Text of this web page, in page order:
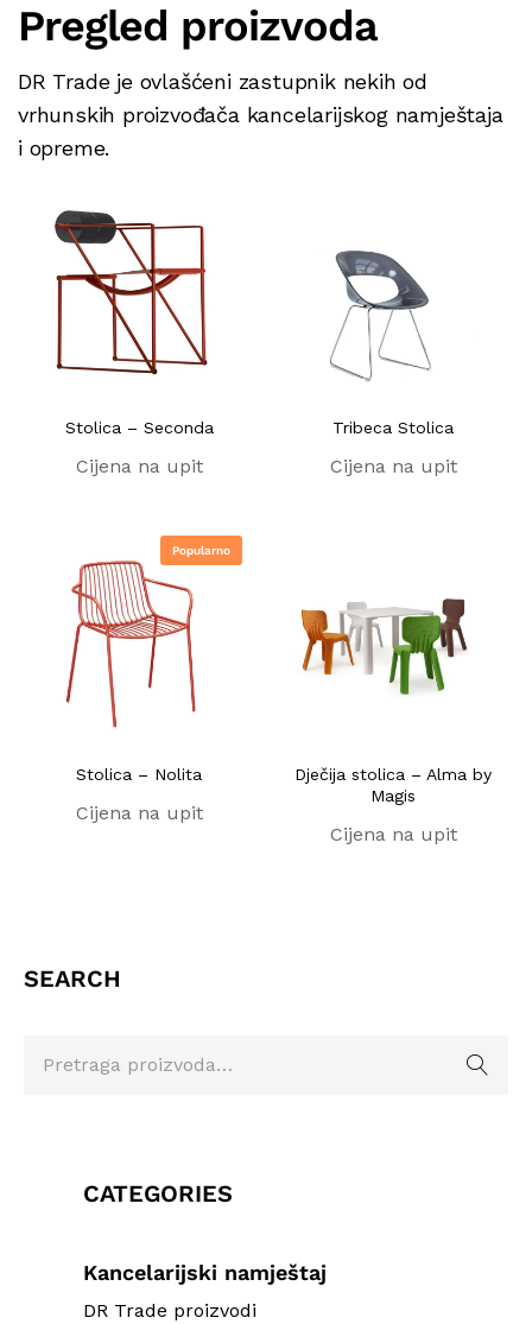
Pregled proizvoda
DR Trade je ovlašćeni zastupnik nekih od
vrhunskih proizvođača kancelarijskog namještaja
i opreme.
Stolica – Seconda
Cijena na upit
Tribeca Stolica
Cijena na upit
Popularno
Stolica – Nolita
Cijena na upit
Dječija stolica – Alma by
Magis
Cijena na upit
SEARCH
CATEGORIES
Kancelarijski namještaj
DR Trade proizvodi